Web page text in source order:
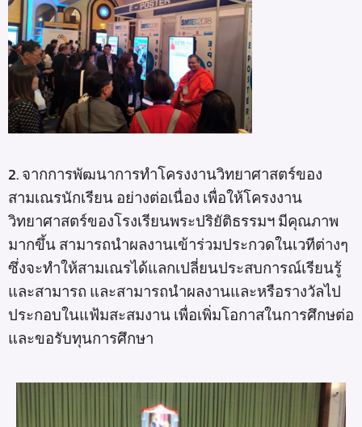
2. จากการพัฒนาการทำโครงงานวิทยาศาสตร์ของ
สามเณรนักเรียน อย่างต่อเนื่อง เพื่อให้โครงงาน
วิทยาศาสตร์ของโรงเรียนพระปริยัติธรรมฯ มีคุณภาพ
มากขึ้น สามารถนำผลงานเข้าร่วมประกวดในเวทีต่างๆ
ซึ่งจะทำให้สามเณรได้แลกเปลี่ยนประสบการณ์เรียนรู้
และสามารถ และสามารถนำผลงานและหรือรางวัลไป
ประกอบในแฟ้มสะสมงาน เพื่อเพิ่มโอกาสในการศึกษต่อ
และขอรับทุนการศึกษา